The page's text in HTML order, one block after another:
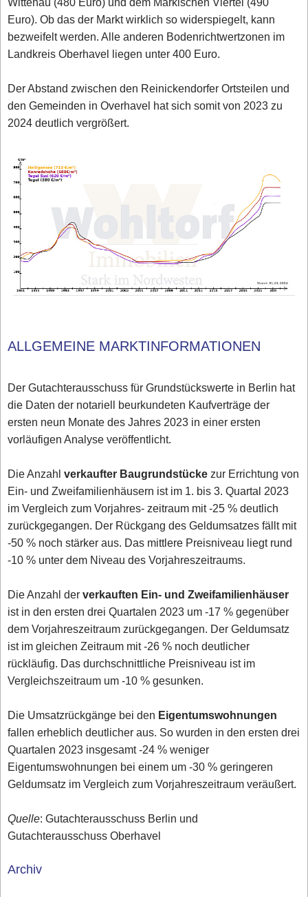
Euro). Ob das der Markt wirklich so widerspiegelt, kann
bezweifelt werden. Alle anderen Bodenrichtwertzonen im
Landkreis Oberhavel liegen unter 400 Euro.
Der Abstand zwischen den Reinickendorfer Ortsteilen und
den Gemeinden in Overhavel hat sich somit von 2023 zu
2024 deutlich vergrößert.
ALLGEMEINE MARKTINFORMATIONEN
Der Gutachterausschuss für Grundstückswerte in Berlin hat
die Daten der notariell beurkundeten Kaufverträge der
ersten neun Monate des Jahres 2023 in einer ersten
vorläufigen Analyse veröffentlicht.
Die Anzahlverkaufter Baugrundstückezur Errichtung von
Ein- und Zweifamilienhäusern ist im 1. bis 3. Quartal 2023
im Vergleich zum Vorjahres- zeitraum mit -25 % deutlich
zurückgegangen. Der Rückgang des Geldumsatzes fällt mit
-50 % noch stärker aus. Das mittlere Preisniveau liegt rund
-10 % unter dem Niveau des Vorjahreszeitraums.
Die Anzahl derverkauften Ein- und Zweifamilienhäuser
ist in den ersten drei Quartalen 2023 um -17 % gegenüber
dem Vorjahreszeitraum zurückgegangen. Der Geldumsatz
ist im gleichen Zeitraum mit -26 % noch deutlicher
rückläufig. Das durchschnittliche Preisniveau ist im
Vergleichszeitraum um -10 % gesunken.
Die Umsatzrückgänge bei den Eigentumswohnungen
fallen erheblich deutlicher aus. So wurden in den ersten drei
Quartalen 2023 insgesamt -24 % weniger
Eigentumswohnungen bei einem um -30 % geringeren
Geldumsatz im Vergleich zum Vorjahreszeitraum veräußert.
Quelle: Gutachterausschuss Berlin und
Gutachterausschuss Oberhavel
Archiv